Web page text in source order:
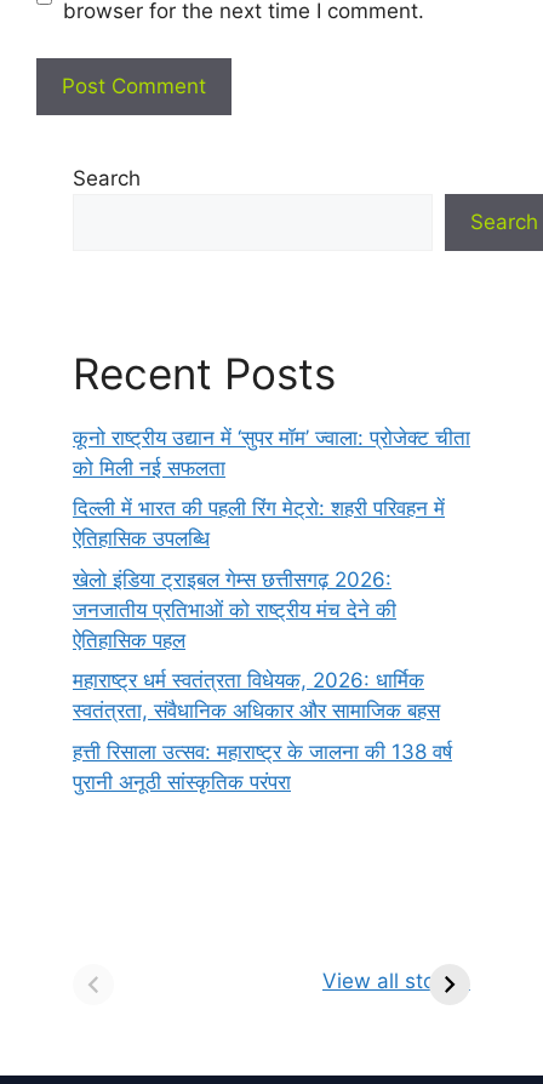
browser for the next time I comment.
Search
Search
Recent Posts
कूनो राष्ट्रीय उद्यान में ‘सुपर मॉम’ ज्वाला: प्रोजेक्ट चीता
को मिली नई सफलता
दिल्ली में भारत की पहली रिंग मेट्रो: शहरी परिवहन में
ऐतिहासिक उपलब्धि
खेलो इंडिया ट्राइबल गेम्स छत्तीसगढ़ 2026:
जनजातीय प्रतिभाओं को राष्ट्रीय मंच देने की
ऐतिहासिक पहल
महाराष्ट्र धर्म स्वतंत्रता विधेयक, 2026: धार्मिक
स्वतंत्रता, संवैधानिक अधिकार और सामाजिक बहस
हत्ती रिसाला उत्सव: महाराष्ट्र के जालना की 138 वर्ष
पुरानी अनूठी सांस्कृतिक परंपरा
View all stories
किसे कहते है?
ज्योतिर्लिंग | नाम,